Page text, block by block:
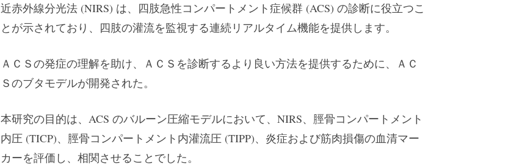
近赤外線分光法 (NIRS) は、四肢急性コンパートメント症候群 (ACS) の診断に役立つこ
とが示されており、四肢の灌流を監視する連続リアルタイム機能を提供します。
ＡＣＳの発症の理解を助け、ＡＣＳを診断するより良い方法を提供するために、ＡＣ
Ｓのブタモデルが開発された。
本研究の目的は、ACS のバルーン圧縮モデルにおいて、NIRS、脛骨コンパートメント
内圧 (TICP)、脛骨コンパートメント内灌流圧 (TIPP)、炎症および筋肉損傷の血清マー
カーを評価し、相関させることでした。